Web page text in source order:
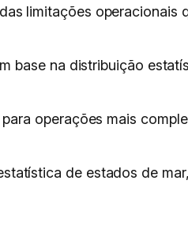
limitações operacionais
base na distribuição
operações mais
de estados de